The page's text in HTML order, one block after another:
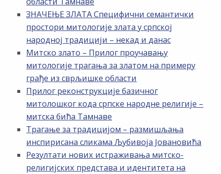
ЗНАЧЕЊЕ ЗЛАТА Специфични семантички
простори митологије злата у српској
народној традицији – некад и данас
Митско злато – Прилог проучавању
митологије трагања за златом на примеру
грађе из сврљишке области
Прилог реконструкције базичног
митолошког кода српске народне религије –
митска бића Тамнаве
Трагање за традицијом – размишљања
инспирисана сликама Љубивоја Јовановића
Резултати нових истраживања митско-
религијских представа и идентитета на